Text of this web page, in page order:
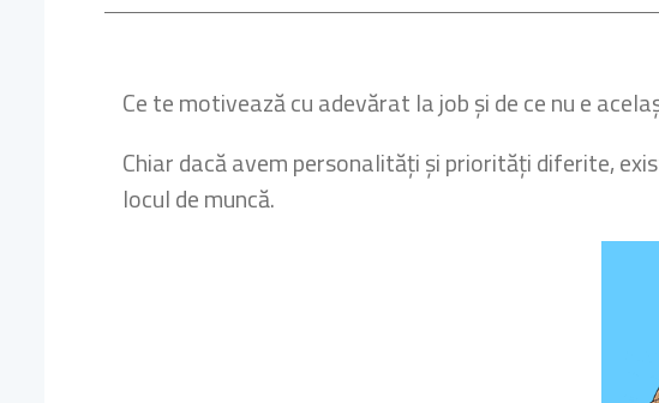
Ce te motivează cu adevărat la job și de ce nu e
Chiar dacă avem personalități și priorități diferite,
locul de muncă.